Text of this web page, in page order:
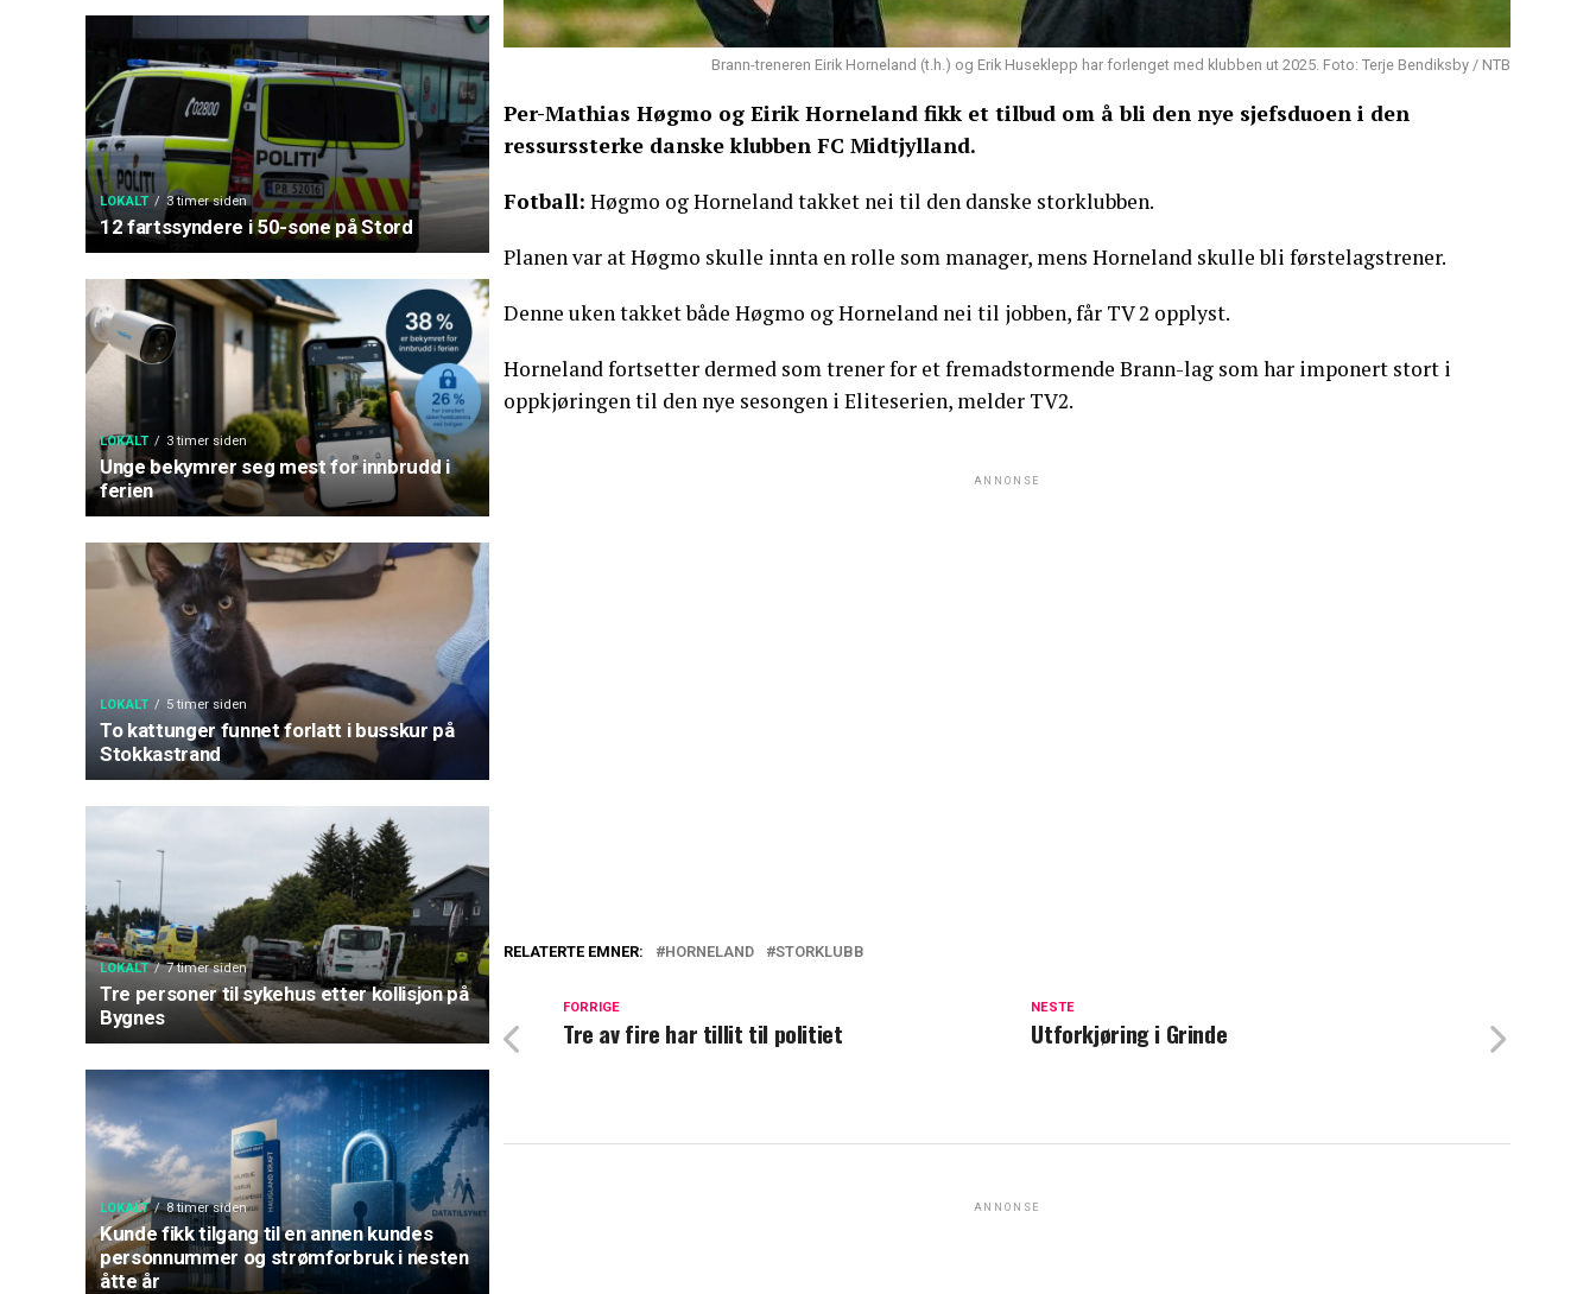
LOKALT 3 timer siden
12 fartssyndere i 50-sone på Stord
LOKALT 3 timer siden
Unge bekymrer seg mest for innbrudd i
ferien
LOKALT 5 timer siden
To kattunger funnet forlatt i busskur på
Stokkastrand
LOKALT 7 timer siden
Tre personer til sykehus etter kollisjon på
Bygnes
LOKALT 8 timer siden
Kunde fikk tilgang til en annen kundes
personnummer og strømforbruk i nesten
åtte år
Brann-treneren Eirik Horneland (t.h.) og Erik Huseklepp har forlenget med klubben ut 2025. Foto: Terje Bendiksby / NTB
Per-Mathias Høgmo og Eirik Horneland fikk et tilbud om å bli den nye sjefsduoen i den
ressurssterke danske klubben FC Midtjylland.
Fotball: Høgmo og Horneland takket nei til den danske storklubben.
Planen var at Høgmo skulle innta en rolle som manager, mens Horneland skulle bli førstelagstrener.
Denne uken takket både Høgmo og Horneland nei til jobben, får TV 2 opplyst.
Horneland fortsetter dermed som trener for et fremadstormende Brann-lag som har imponert stort i
oppkjøringen til den nye sesongen i Eliteserien, melder TV2.
ANNONSE
RELATERTE EMNER: HORNELAND STORKLUBB
NESTE
Utforkjøring i Grinde
FORRIGE
Tre av fire har tillit til politiet
ANNONSE